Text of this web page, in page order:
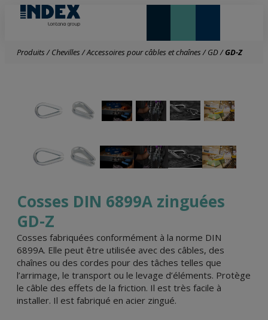
Produits/Chevilles/Accessoires pour câbles et chaînes/GD/GD-Z
Cosses DIN 6899A zinguées
GD-Z
Cosses fabriquées conformément à la norme DIN
6899A. Elle peut être utilisée avec des câbles, des
chaînes ou des cordes pour des tâches telles que
l’arrimage, le transport ou le levage d’éléments. Protège
le câble des effets de la friction. Il est très facile à
installer. Il est fabriqué en acier zingué.